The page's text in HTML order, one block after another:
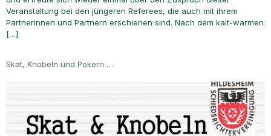
Veranstaltung bei den jüngeren Referees, die auch mit ihrem
Partnerinnen und Partnern erschienen sind. Nach dem kalt-warmen
[…]
Skat, Knobeln und Pokern …